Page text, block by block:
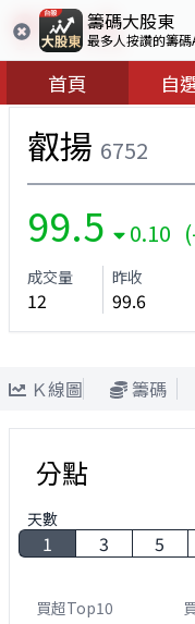
籌碼大股東
最多人按讚的籌
首頁 自
叡揚 6752
99.5 0.10
成交量
12
昨收
99.6
Ｋ線圖 籌碼
分點
天數
1 3 5
買超Top10